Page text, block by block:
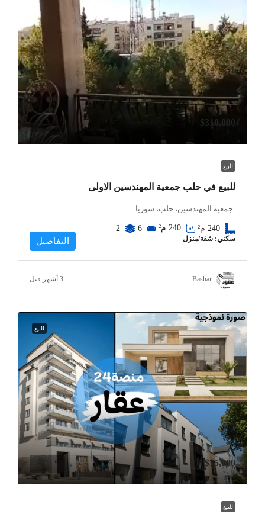
$310,000
للبيع
للبيع في حلب جمعية المهندسين الاولى
جمعيه المهندسين، حلب، سوريا
240 م² 240 م² 6
2
سكني: شقة/منزل التفاصيل
Bashar
للبيع
$75,000
للبيع